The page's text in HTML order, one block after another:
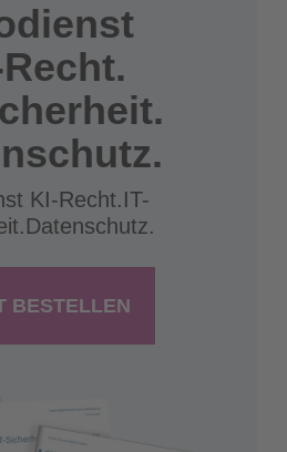
KI-Recht.IT-
BESTELLEN